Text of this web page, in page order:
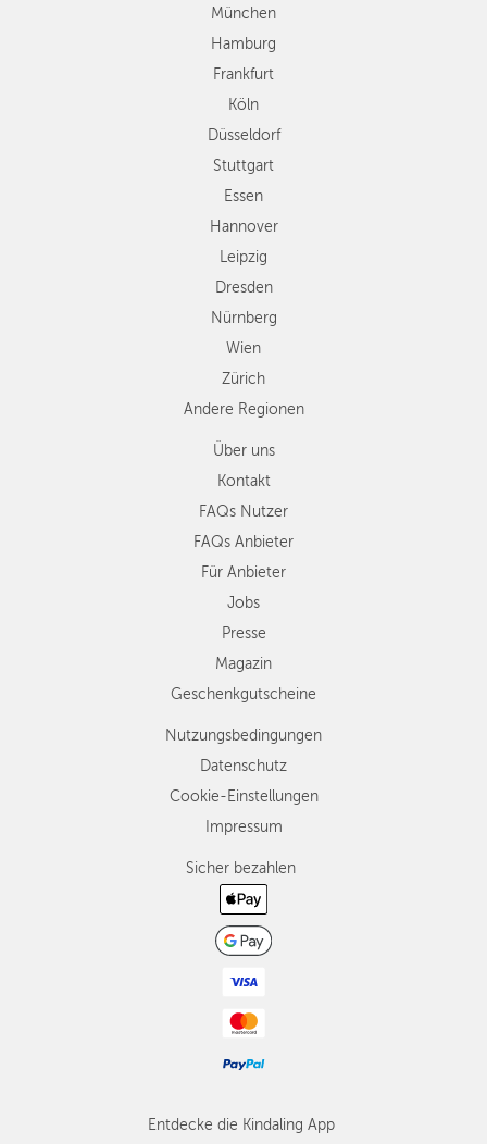
Stuttgart
Essen
Dresden
Nürnberg
Wien
Zürich
Andere
Regionen
München
Hamburg
Frankfurt
Köln
Düsseldorf
Stuttgart
Essen
Hannover
Leipzig
Dresden
Nürnberg
Wien
Zürich
Andere Regionen
Über uns
Kontakt
FAQs Nutzer
FAQs Anbieter
Für Anbieter
Jobs
Presse
Magazin
Geschenkgutscheine
Nutzungsbedingungen
Datenschutz
Cookie-Einstellungen
Impressum
Sicher bezahlen
Entdecke die Kindaling App